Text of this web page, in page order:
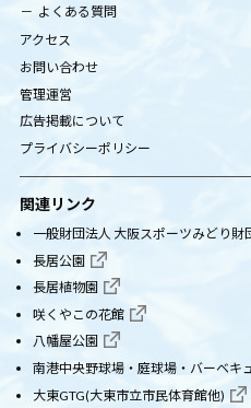
よくある質問
アクセス
お問い合わせ
管理運営
広告掲載について
プライバシーポリシー
関連リンク
一般財団法人 大阪スポーツみどり財
長居公園
長居植物園
咲くやこの花館
八幡屋公園
南港中央野球場・庭球場・バーベキ
大東GTG(大東市立市民体育館他)